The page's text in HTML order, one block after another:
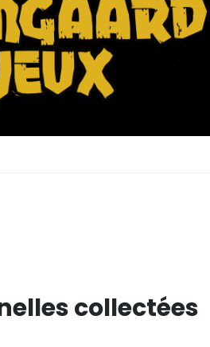
collectées